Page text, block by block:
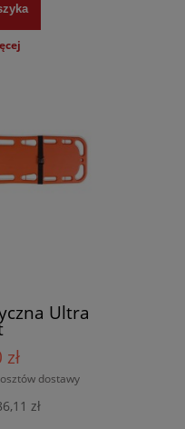
Ultra
dostawy
zł